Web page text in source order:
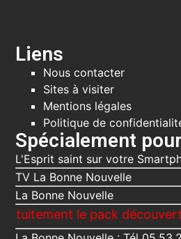
Liens
Nous contacter
Sites à visiter
Mentions légales
Politique de
Spécialement
L'Esprit saint sur votre
TV La Bonne Nouvelle
La Bonne Nouvelle
le pack découverte